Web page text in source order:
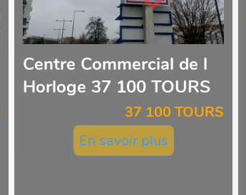
Centre Commercial de l
Horloge 37 100 TOURS
37 100 TOURS
En savoir plus